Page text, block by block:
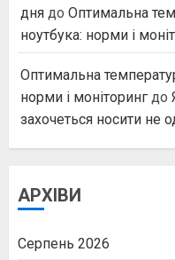
дня до Оптимальна
ноутбука: норми і
Оптимальна
норми і моніторинг до
захочеться носити не
АРХІВИ
Серпень 2026